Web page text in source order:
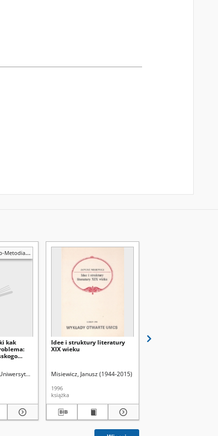
kak
Marii Curie-Skłodowskiej (Lublin). Zakład Językoznawstwa
Idee i struktury literatury
XIX wieku
Misiewicz, Janusz (1944-2015)
1996
książka